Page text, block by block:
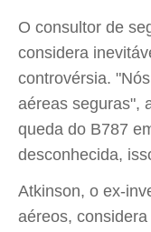
O consultor de
considera
controvérsia.
aéreas seguras",
queda do B787
desconhecida,
Atkinson, o ex-
aéreos,